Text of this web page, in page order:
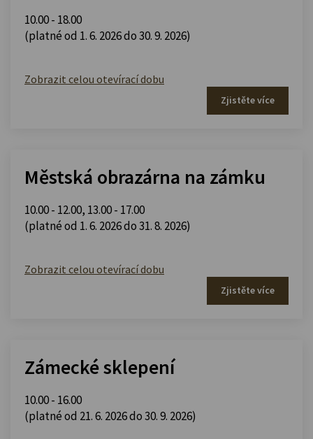
10.00 - 18.00
(platné od 1. 6. 2026 do 30. 9. 2026)
Zobrazit celou otevírací dobu
Zjistěte více
Městská obrazárna na zámku
10.00 - 12.00, 13.00 - 17.00
(platné od 1. 6. 2026 do 31. 8. 2026)
Zobrazit celou otevírací dobu
Zjistěte více
Zámecké sklepení
10.00 - 16.00
(platné od 21. 6. 2026 do 30. 9. 2026)